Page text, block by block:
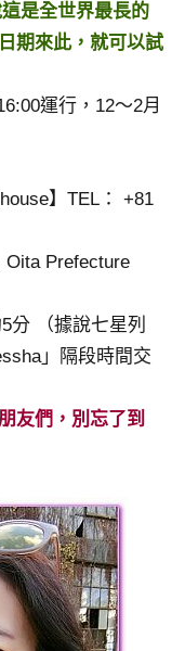
是全世界最長的
期來此，就可以試
運行，12～2月
】TEL： +81
Oita Prefecture
分 （據說七星列
」隔段時間交
友們，別忘了到